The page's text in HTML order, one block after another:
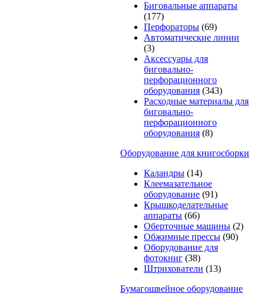
Биговальные аппараты
(177)
Перфораторы (69)
Автоматические линии
(3)
Аксессуары для
биговально-
перфорационного
оборудования (343)
Расходные материалы для
биговально-
перфорационного
оборудования (8)
Оборудование для книгосборки
Каландры (14)
Клеемазательное
оборудование (91)
Крышкоделательные
аппараты (66)
Оберточные машины (2)
Обжимные прессы (90)
Оборудование для
фотокниг (38)
Штрихователи (13)
Бумагошвейное оборудование